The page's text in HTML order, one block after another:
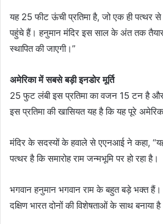
यह 25 फीट ऊंची प्रतिमा है, जो एक ही पत्थर से
पहुंचे हैं। हनुमान मंदिर इस साल के अंत तक तैयार
स्थापित की जाएगी।”
अमेरिका में सबसे बड़ी इनडोर मूर्ति
25 फुट लंबी इस प्रतिमा का वजन 15 टन है
इस प्रतिमा की खासियत यह है कि यह पूरे
मंदिर के सदस्यों के हवाले से एएनआई ने कहा,
पत्थर है कि समारोह राम जन्मभूमि पर हो रहा है।
भगवान हनुमान भगवान राम के बहुत बड़े भक्त
दक्षिण भारत दोनों की विशेषताओं के साथ बनाया